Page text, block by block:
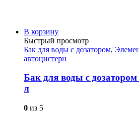
В корзину
Быстрый просмотр
Бак для воды с дозатором,
автоцистерн
Бак для воды с
л
0 из 5